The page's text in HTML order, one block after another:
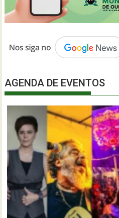
AGENDA DE EVENTOS